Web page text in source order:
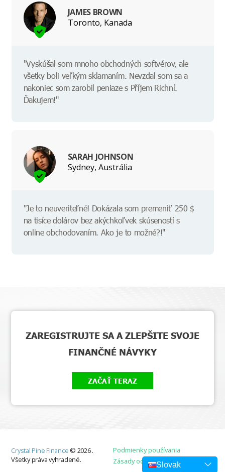
Slovak
JAMES BROWN
Toronto, Kanada
"Vyskúšal som mnoho obchodných softvérov, ale
všetky boli veľkým sklamaním. Nevzdal som sa a
nakoniec som zarobil peniaze s Příjem Richní.
Ďakujem!"
SARAH JOHNSON
Sydney, Austrália
"Je to neuveriteľné! Dokázala som premeniť 250 $
na tisíce dolárov bez akýchkoľvek skúseností s
online obchodovaním. Ako je to možné?!"
ZAREGISTRUJTE SA A ZLEPŠITE SVOJE
FINANČNÉ NÁVYKY
ZAČAŤ TERAZ
Crystal Pine Finance © 2026.
Všetky práva vyhradené.
Podmienky používania
Zásady ochrany osobných údajov